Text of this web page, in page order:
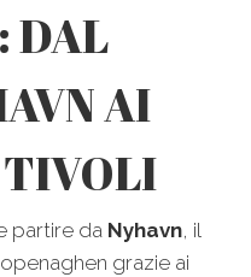
DAL
AI
partire da Nyhavn, il
grazie ai